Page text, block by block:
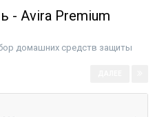
- Avira Premium
домашних средств защиты